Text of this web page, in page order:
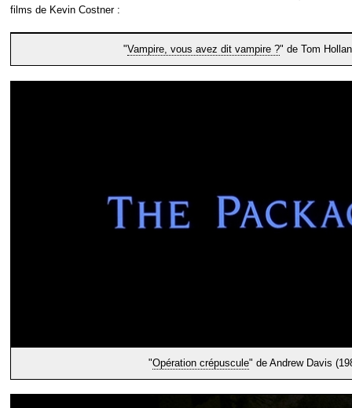
films de Kevin Costner :
"Vampire, vous avez dit vampire ?" de Tom
"Opération crépuscule" de Andrew Davis